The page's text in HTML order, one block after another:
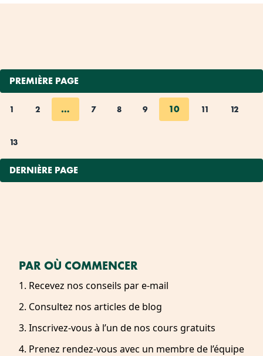
PREMIÈRE PAGE
1 2 … 7 8 9 10 11 12
13
DERNIÈRE PAGE
PAR OÙ COMMENCER
1. Recevez nos conseils par e-mail
2. Consultez nos articles de blog
3. Inscrivez-vous à l’un de nos cours gratuits
4. Prenez rendez-vous avec un membre de l’équipe